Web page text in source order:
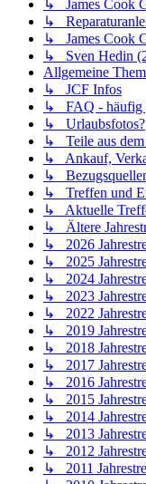
↳ James Cook
↳
↳ James Cook
↳ Sven Hedin
Allgemeine
↳ JCF Infos
↳ FAQ - häufig
↳ Urlaubsfotos?
↳ Teile aus
↳ Ankauf,
↳
↳ Treffen und
↳ Aktuelle
↳ Ältere
↳ 2026
↳ 2025
↳ 2024
↳ 2023
↳ 2022
↳ 2019
↳ 2018
↳ 2017
↳ 2016
↳ 2015
↳ 2014
↳ 2013
↳ 2012
↳ 2011